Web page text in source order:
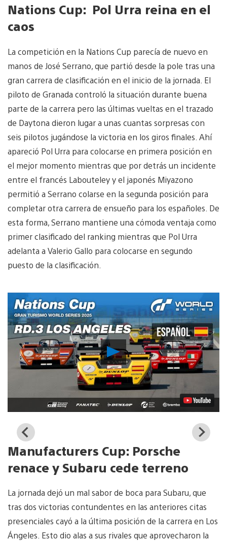
Nations Cup: Pol Urra reina en el
caos
La competición en la Nations Cup parecía de nuevo en
manos de José Serrano, que partió desde la pole tras una
gran carrera de clasificación en el inicio de la jornada. El
piloto de Granada controló la situación durante buena
parte de la carrera pero las últimas vueltas en el trazado
de Daytona dieron lugar a unas cuantas sorpresas con
seis pilotos jugándose la victoria en los giros finales. Ahí
apareció Pol Urra para colocarse en primera posición en
el mejor momento mientras que por detrás un incidente
entre el francés Labouteley y el japonés Miyazono
permitió a Serrano colarse en la segunda posición para
completar otra carrera de ensueño para los españoles. De
esta forma, Serrano mantiene una cómoda ventaja como
primer clasificado del ranking mientras que Pol Urra
adelanta a Valerio Gallo para colocarse en segundo
puesto de la clasificación.
Reproducir
vídeo
Manufacturers Cup: Porsche
renace y Subaru cede terreno
La jornada dejó un mal sabor de boca para Subaru, que
tras dos victorias contundentes en las anteriores citas
presenciales cayó a la última posición de la carrera en Los
Ángeles. Esto dio alas a sus rivales que aprovecharon la